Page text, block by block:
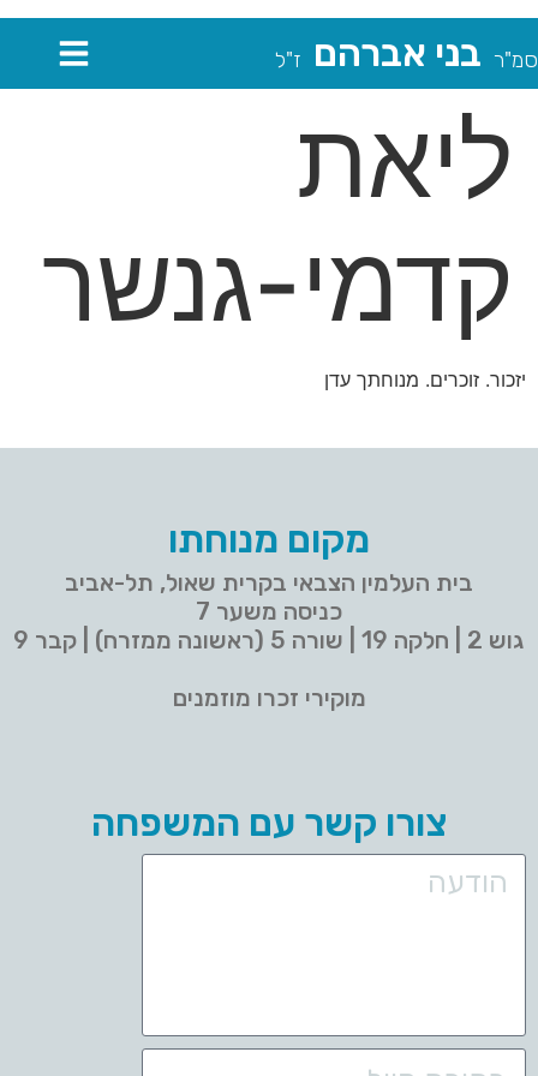
סמ"ר בני אברהם ז"ל
ליאת
קדמי-גנשר
יזכור. זוכרים. מנוחתך עדן
מקום מנוחתו
בית העלמין הצבאי בקרית שאול, תל-אביב
כניסה משער 7
גוש 2 | חלקה 19 | שורה 5 (ראשונה ממזרח) | קבר 9
מוקירי זכרו מוזמנים
צורו קשר עם המשפחה